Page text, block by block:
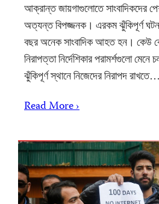
আক্রান্ত জায়গাগুলোতে সাংবাদিকদের
অত্যন্ত বিপজ্জনক। এরকম ঝুঁকিপূর্ণ
বছর অনেক সাংবাদিক আহত হন। কেউ
নিরাপত্তা নির্দেশিকার পরামর্শগুলো মেনে
ঝুঁকিপূর্ণ স্থানে নিজেদের নিরাপদ রাখতে…
Read More ›